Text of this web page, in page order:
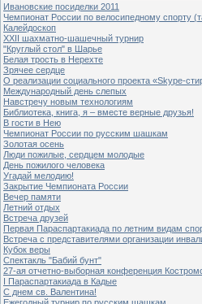
Ивановские посиделки 2011
Чемпионат России по велосипедному спорту
Калейдоскоп
XXII шахматно-шашечный турнир
"Круглый стол" в Шарье
Белая трость в Нерехте
Зрячее сердце
О реализации социального проекта «Skype-
Международный день слепых
Навстречу новым технологиям
Библиотека, книга, я – вместе верные друзья!
В гости в Нею
Чемпионат России по русским шашкам
Золотая осень
Люди пожилые, сердцем молодые
День пожилого человека
Угадай мелодию!
Закрытие Чемпионата России
Вечер памяти
Летний отдых
Встреча друзей
Первая Параспартакиада по летним видам
Встреча с представителями организации
Кубок веры
Спектакль "Бабий бунт"
27-ая отчетно-выборная конференция
I Параспартакиада в Кадые
С днем св. Валентина!